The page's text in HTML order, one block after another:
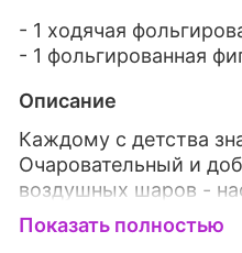
- 1 ходячая
- 1 фольгированная
Описание
Каждому с детства
Очаровательный и
воздушных шаров -
беззаботное время!
будет невероятно
Показать полностью